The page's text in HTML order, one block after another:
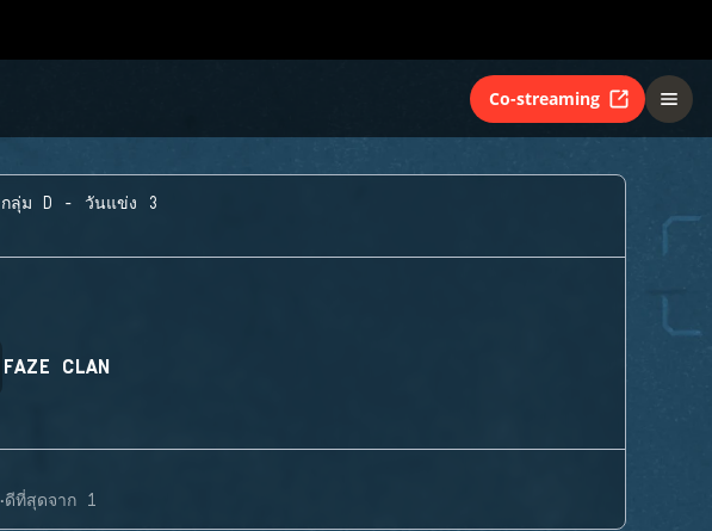
Co-streaming
กลุ่ม D - วันแข่ง 3
FAZE CLAN
·ดีที่สุดจาก 1